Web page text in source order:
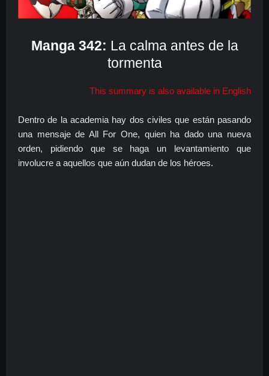
Manga 342: La calma antes de la
tormenta
This summary is also available in English
Dentro de la academia hay dos civiles que están pasando
una mensaje de All For One, quien ha dado una nueva
orden, pidiendo que se haga un levantamiento que
involucre a aquellos que aún dudan de los héroes.